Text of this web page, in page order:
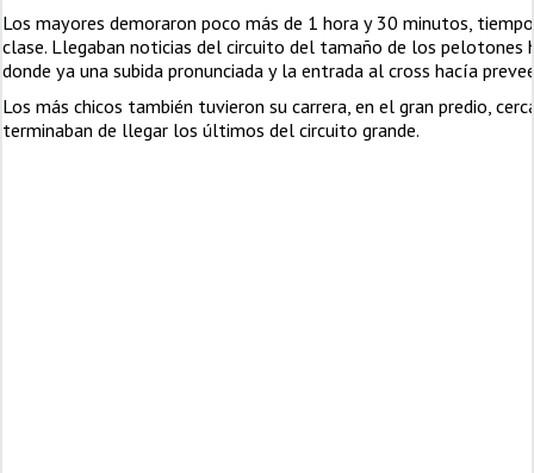
Los mayores demoraron poco más de 1 hora y 30 minutos,
clase. Llegaban noticias del circuito del tamaño de los pelotones
donde ya una subida pronunciada y la entrada al cross hacía
Los más chicos también tuvieron su carrera, en el gran predio,
terminaban de llegar los últimos del circuito grande.